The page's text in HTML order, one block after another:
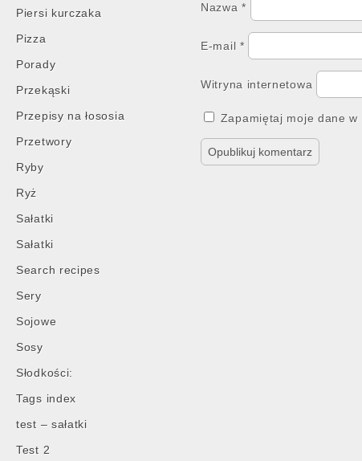
Piersi kurczaka
Pizza
Porady
Przekąski
Przepisy na łososia
Przetwory
Ryby
Ryż
Sałatki
Sałatki
Search recipes
Sery
Sojowe
Sosy
Słodkości:
Tags index
test – sałatki
Test 2
Nazwa*
E-mail *
Witryna internetowa
Zapamiętaj moje dane